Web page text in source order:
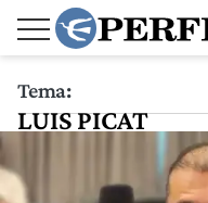
Tema:
LUIS PICAT